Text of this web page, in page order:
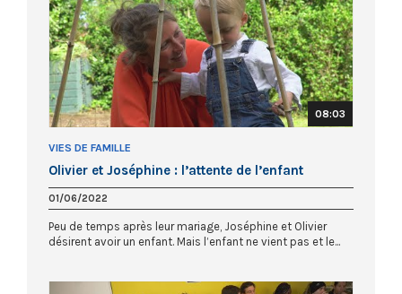
08:03
VIES DE FAMILLE
Olivier et Joséphine : l’attente de l’enfant
01/06/2022
Peu de temps après leur mariage, Joséphine et Olivier
désirent avoir un enfant. Mais l’enfant ne vient pas et le...